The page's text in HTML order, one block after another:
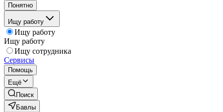
Понятно
Ищу работу
Ищу работу
Ищу работу
Ищу сотрудника
Сервисы
Помощь
Ещё
Поиск
Бавлы